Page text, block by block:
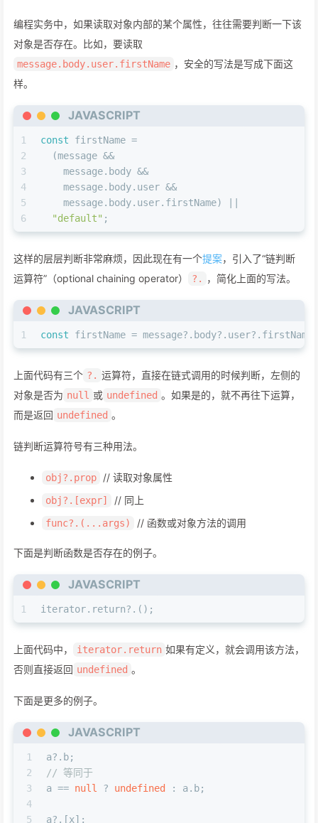
编程实务中，如果读取对象内部的某个属性，往往需要判断一下该
对象是否存在。比如，要读取
message.body.user.firstName ，安全的写法是写成下面这
样。
JAVASCRIPT
1
2
3
4
5
6
const firstName =
  (message &&
    message.
body &&
    message.
body. user &&
    message.
body. user. firstName) ||
"default" ;
这样的层层判断非常麻烦，因此现在有一个提案，引入了“链判断
运算符”（optional chaining operator）
?. ，简化上面的写法。
JAVASCRIPT
1 const firstName = message?. body?. user?. firstName
上面代码有三个 ?. 运算符，直接在链式调用的时候判断，左侧的
对象是否为 null 或 undefined 。如果是的，就不再往下运算，
而是返回 undefined 。
链判断运算符号有三种用法。
obj?.prop // 读取对象属性
obj?.[expr] // 同上
func?.(...args) // 函数或对象方法的调用
下面是判断函数是否存在的例子。
JAVASCRIPT
1 iterator. return?.();
上面代码中， iterator.return 如果有定义，就会调用该方法，
否则直接返回 undefined 。
下面是更多的例子。
JAVASCRIPT
1
2
3
4
5
a?. b;
// 等同于
a == null ? undefined : a. b;
a?.[x];